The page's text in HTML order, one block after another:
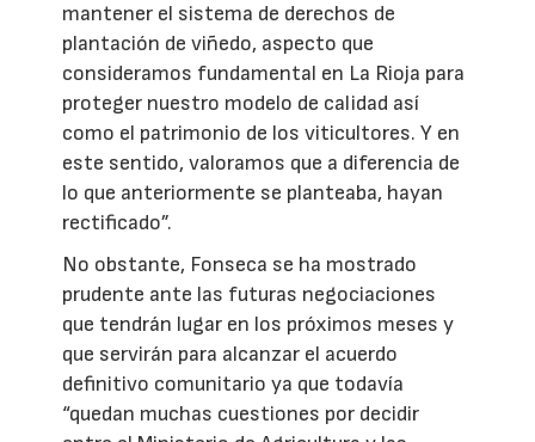
mantener el sistema de derechos de
plantación de viñedo, aspecto que
consideramos fundamental en La Rioja para
proteger nuestro modelo de calidad así
como el patrimonio de los viticultores. Y en
este sentido, valoramos que a diferencia de
lo que anteriormente se planteaba, hayan
rectificado”.
No obstante, Fonseca se ha mostrado
prudente ante las futuras negociaciones
que tendrán lugar en los próximos meses y
que servirán para alcanzar el acuerdo
definitivo comunitario ya que todavía
“quedan muchas cuestiones por decidir